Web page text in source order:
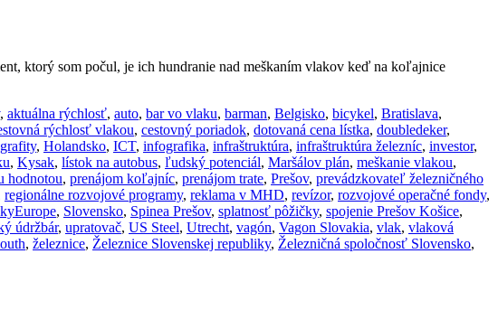
ktorý som počul, je ich hundranie nad meškaním vlakov keď na koľajnice
, aktuálna rýchlosť, auto, bar vo vlaku, barman, Belgisko, bicykel, Bratislava,
rýchlosť vlakou, cestovný poriadok, dotovaná cena lístka, doubledeker,
grafity, Holandsko, ICT, infografika, infraštruktúra, infraštruktúra železníc, investor,
, Kysak, lístok na autobus, ľudský potenciál, Maršálov plán, meškanie vlakou,
hodnotou, prenájom koľajníc, prenájom trate, Prešov, prevádzkovateľ železničného
regionálne rozvojové programy, reklama v MHD, revízor, rozvojové operačné fondy,
, Slovensko, Spinea Prešov, splatnosť pôžičky, spojenie Prešov Košice,
údržbár, upratovač, US Steel, Utrecht, vagón, Vagon Slovakia, vlak, vlaková
, železnice, Železnice Slovenskej republiky, Železničná spoločnosť Slovensko,